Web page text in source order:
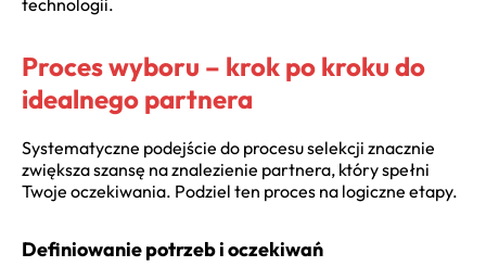
Proces wyboru – krok po kroku do
idealnego partnera
Systematyczne podejście do procesu selekcji znacznie
zwiększa szansę na znalezienie partnera, który spełni
Twoje oczekiwania. Podziel ten proces na logiczne etapy.
Definiowanie potrzeb i oczekiwań